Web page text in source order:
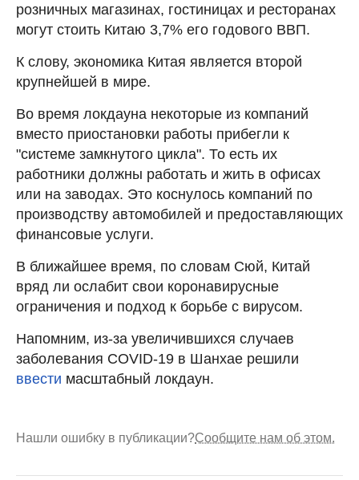
розничных магазинах, гостиницах и ресторанах
могут стоить Китаю 3,7% его годового ВВП.
К слову, экономика Китая является второй
крупнейшей в мире.
Во время локдауна некоторые из компаний
вместо приостановки работы прибегли к
"системе замкнутого цикла". То есть их
работники должны работать и жить в офисах
или на заводах. Это коснулось компаний по
производству автомобилей и предоставляющих
финансовые услуги.
В ближайшее время, по словам Сюй, Китай
вряд ли ослабит свои коронавирусные
ограничения и подход к борьбе с вирусом.
Напомним, из-за увеличившихся случаев
заболевания COVID-19 в Шанхае решили
ввести масштабный локдаун.
Нашли ошибку в публикации?Сообщите нам об этом.